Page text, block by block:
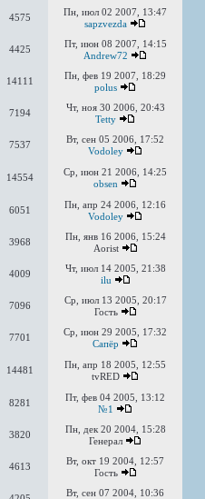
4575
Пн, июл 02 2007, 13:47
sapzvezda
4425
Пт, июн 08 2007, 14:15
Andrew72
14111
Пн, фев 19 2007, 18:29
polus
7194
Чт, ноя 30 2006, 20:43
Tetty
7537
Вт, сен 05 2006, 17:52
Vodoley
14554
Ср, июн 21 2006, 14:25
obsen
6051
Пн, апр 24 2006, 12:16
Vodoley
3968
Пн, янв 16 2006, 15:24
Aorist
4009
Чт, июл 14 2005, 21:38
ilu
7096
Ср, июл 13 2005, 20:17
Гость
7701
Ср, июн 29 2005, 17:32
Сапёр
14481
Пн, апр 18 2005, 12:55
tvRED
8281
Пт, фев 04 2005, 13:12
№1
3820
Пн, дек 20 2004, 15:28
Генерал
4613
Вт, окт 19 2004, 12:57
Гость
Вт, сен 07 2004, 10:36